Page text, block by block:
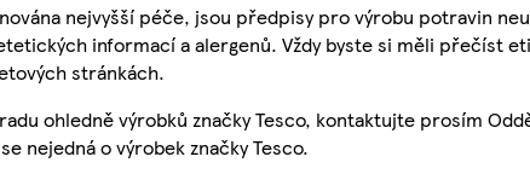
nejvyšší péče, jsou předpisy pro výrobu potravin
informací a alergenů. Vždy byste si měli přečíst
stránkách.
ohledně výrobků značky Tesco, kontaktujte prosím
nejedná o výrobek značky Tesco.